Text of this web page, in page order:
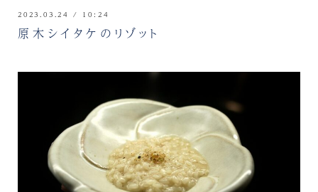
2023.03.24 / 10:24
原木シイタケのリゾット